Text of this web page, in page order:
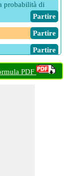
probabilità di
​ Partire
​ Partire
​ Partire
PDF